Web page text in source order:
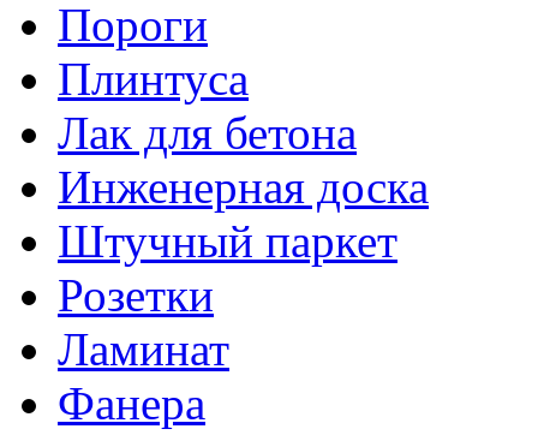
Пороги
Плинтуса
Лак для бетона
Инженерная доска
Штучный паркет
Розетки
Ламинат
Фанера